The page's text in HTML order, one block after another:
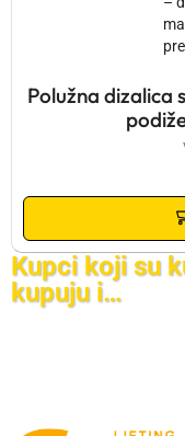
Polužna dizalica
Kupci koji su
kupuju i…